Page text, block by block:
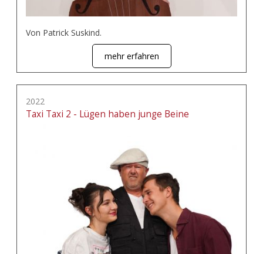
Von Patrick Suskind.
mehr erfahren
2022
Taxi Taxi 2 - Lügen haben junge Beine